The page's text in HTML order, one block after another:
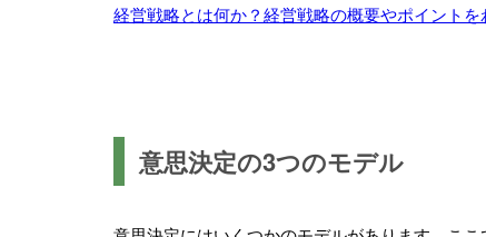
経営戦略とは何か？経営戦略の概要やポイントを
意思決定の3つのモデル